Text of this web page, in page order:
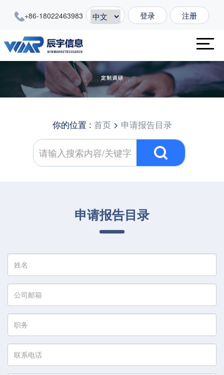
+86-18022463983 登录 注册
你的位置 : 首页> 申请报告目录
申请报告目录